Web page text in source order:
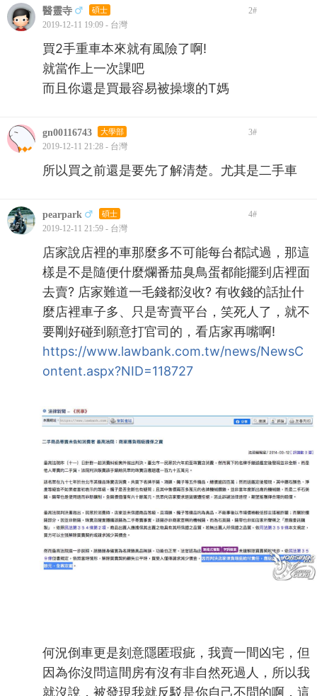
醫靈寺 碩士 2#
2019-12-11 19:09 - 台灣
買2手重車本來就有風險了啊!
就當作上一次課吧
而且你還是買最容易被操壞的T媽
gn00116743 大學部 3#
2019-12-11 21:28 - 台灣
所以買之前還是要先了解清楚。尤其是二手車
pearpark 碩士 4#
2019-12-11 21:59 - 台灣
店家說店裡的車那麼多不可能每台都試過，那這
樣是不是隨便什麼爛番茄臭鳥蛋都能擺到店裡面
去賣? 店家難道一毛錢都沒收? 有收錢的話扯什
麼店裡車子多、只是寄賣平台，笑死人了，就不
要剛好碰到願意打官司的，看店家再嘴啊!
https://www.lawbank.com.tw/news/NewsC
ontent.aspx?NID=118727
何況倒車更是刻意隱匿瑕疵，我賣一間凶宅，但
因為你沒問這間房有沒有非自然死過人，所以我
就沒說，被發現我就反駁是你自己不問的啊，這